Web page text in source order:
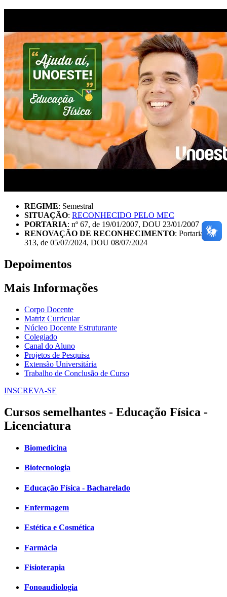
REGIME: Semestral
SITUAÇÃO: RECONHECIDO PELO MEC
PORTARIA: nº 67, de 19/01/2007, DOU 23/01/2007
RENOVAÇÃO DE RECONHECIMENTO: Portaria nº
313, de 05/07/2024, DOU 08/07/2024
Depoimentos
Mais Informações
Corpo Docente
Matriz Curricular
Núcleo Docente Estruturante
Colegiado
Canal do Aluno
Projetos de Pesquisa
Extensão Universitária
Trabalho de Conclusão de Curso
INSCREVA-SE
Cursos semelhantes - Educação Física -
Licenciatura
Biomedicina
Biotecnologia
Educação Física - Bacharelado
Enfermagem
Estética e Cosmética
Farmácia
Fisioterapia
Fonoaudiologia